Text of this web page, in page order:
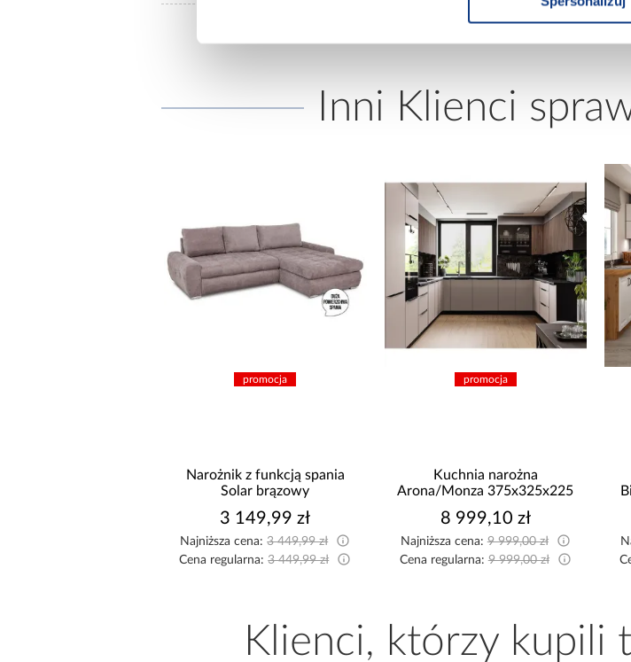
Inni Klienci
promocja
Narożnik z funkcją spania
Solar brązowy
3 149,99 zł
Najniższa cena:3 449,99 zł
Cena regularna:3 449,99 zł
promocja
Kuchnia narożna
Arona/Monza 375x325x225
8 999,10 zł
Najniższa cena:9 999,00 zł
Cena regularna:9 999,00 zł
Klienci, którzy kupili